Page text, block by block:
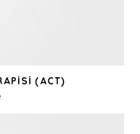
(ACT)